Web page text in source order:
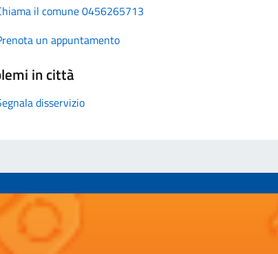
il comune 0456265713
un appuntamento
in città
disservizio